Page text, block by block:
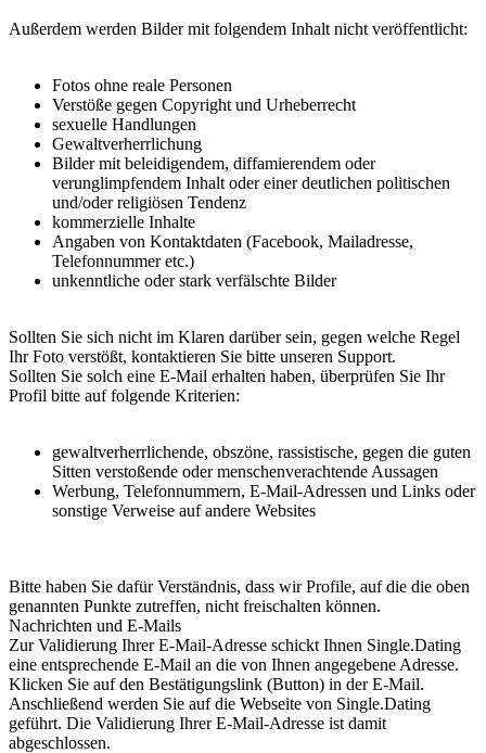
Außerdem werden Bilder mit folgendem Inhalt nicht veröffentlicht:
Fotos ohne reale Personen
Verstöße gegen Copyright und Urheberrecht
sexuelle Handlungen
Gewaltverherrlichung
Bilder mit beleidigendem, diffamierendem oder
verunglimpfendem Inhalt oder einer deutlichen politischen
und/oder religiösen Tendenz
kommerzielle Inhalte
Angaben von Kontaktdaten (Facebook, Mailadresse,
Telefonnummer etc.)
unkenntliche oder stark verfälschte Bilder
Sollten Sie sich nicht im Klaren darüber sein, gegen welche Regel
Ihr Foto verstößt, kontaktieren Sie bitte unseren Support.
Sollten Sie solch eine E-Mail erhalten haben, überprüfen Sie Ihr
Profil bitte auf folgende Kriterien:
gewaltverherrlichende, obszöne, rassistische, gegen die guten
Sitten verstoßende oder menschenverachtende Aussagen
Werbung, Telefonnummern, E-Mail-Adressen und Links oder
sonstige Verweise auf andere Websites
Bitte haben Sie dafür Verständnis, dass wir Profile, auf die die oben
genannten Punkte zutreffen, nicht freischalten können.
Nachrichten und E-Mails
Zur Validierung Ihrer E-Mail-Adresse schickt Ihnen Single.Dating
eine entsprechende E-Mail an die von Ihnen angegebene Adresse.
Klicken Sie auf den Bestätigungslink (Button) in der E-Mail.
Anschließend werden Sie auf die Webseite von Single.Dating
geführt. Die Validierung Ihrer E-Mail-Adresse ist damit
abgeschlossen.